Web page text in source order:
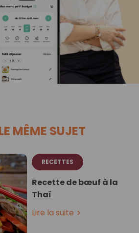
MÊME SUJET
RECETTES
Recette de bœuf à la
Thaï
Lire la suite